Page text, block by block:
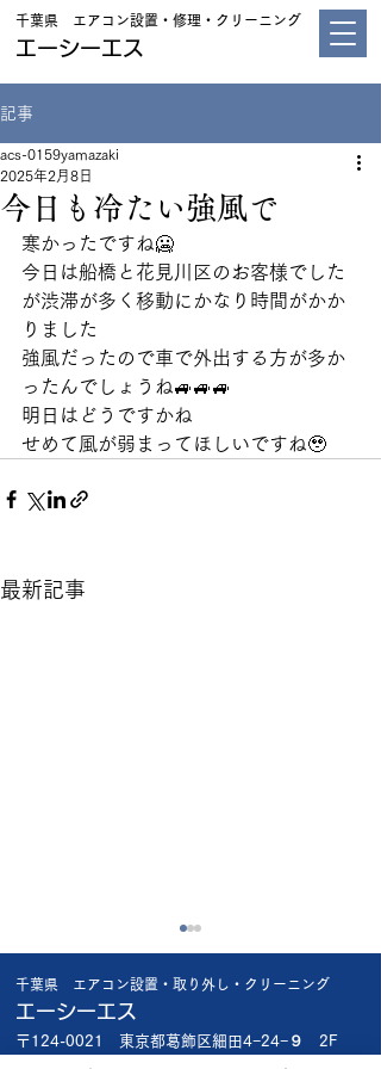
千葉県 エアコン設置・修理・クリーニング
エーシーエス
記事
今日も冷たい強風で
acs-0159yamazaki
2025年2月8日
寒かったですね🥶
今日は船橋と花見川区のお客様でした
が渋滞が多く移動にかなり時間がかか
りました
強風だったので車で外出する方が多か
ったんでしょうね🚙🚙🚙
明日はどうですかね
せめて風が弱まってほしいですね🥹
最新記事
昨日の工事で😱
昨日船橋市内の新規のお客様
宅 1階で新品エアコン入れ替
千葉県 エアコン設置・取り外し・クリーニング
エーシーエス
〒124-0021 東京都葛飾区細田4−24−９ 2F